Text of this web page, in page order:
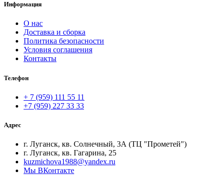
Информация
О нас
Доставка и сборка
Политика безопасности
Условия соглашения
Контакты
Телефон
+ 7 (959) 111 55 11
+7 (959) 227 33 33
Адрес
г. Луганск, кв. Солнечный, 3А (ТЦ "Прометей")
г. Луганск, кв. Гагарина, 25
kuzmichova1988@yandex.ru
Мы ВКонтакте